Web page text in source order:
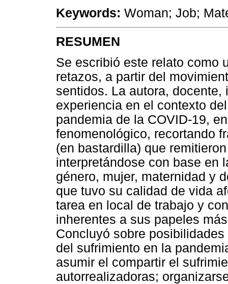
Keywords: Woman; Job;
RESUMEN
Se escribió este relato como
retazos, a partir del
sentidos. La autora,
experiencia en el contexto
pandemia de la COVID-19,
fenomenológico, recortando
(en bastardilla) que
interpretándose con base en
género, mujer, maternidad y
que tuvo su calidad de vida
tarea en local de trabajo y
inherentes a sus papeles
Concluyó sobre
del sufrimiento en la
asumir el compartir el
autorrealizadoras;